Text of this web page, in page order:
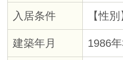
入居条件 【性
建築年月 1986